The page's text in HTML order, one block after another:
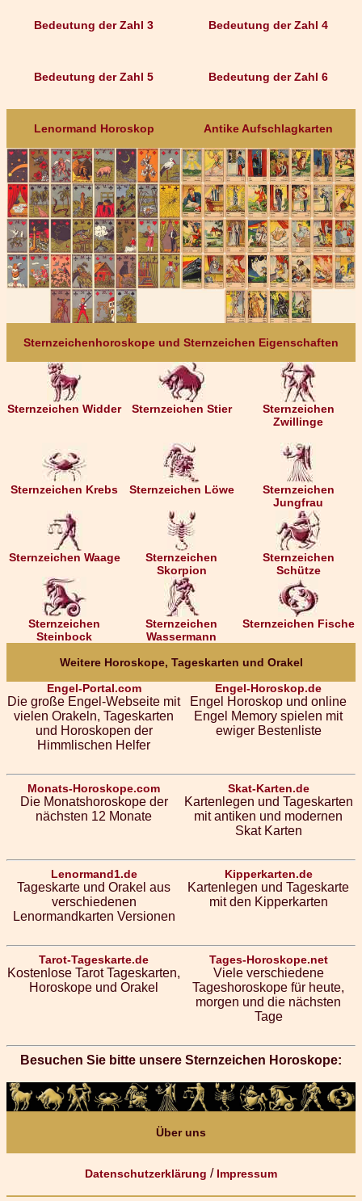
Bedeutung der Zahl 3
Bedeutung der Zahl 5
Bedeutung der Zahl 4
Bedeutung der Zahl 6
Lenormand Horoskop Antike Aufschlagkarten
Sternzeichenhoroskope und Sternzeichen Eigenschaften
Sternzeichen Widder Sternzeichen Stier
Sternzeichen
Zwillinge
Sternzeichen Krebs Sternzeichen Löwe
Sternzeichen
Jungfrau
Sternzeichen Waage
Sternzeichen
Skorpion
Sternzeichen
Schütze
Sternzeichen
Steinbock
Sternzeichen
Wassermann
Sternzeichen Fische
Weitere Horoskope, Tageskarten und Orakel
Engel-Portal.com
Die große Engel-Webseite mit
vielen Orakeln, Tageskarten
und Horoskopen der
Himmlischen Helfer
Engel-Horoskop.de
Engel Horoskop und online
Engel Memory spielen mit
ewiger Bestenliste
Monats-Horoskope.com
Die Monatshoroskope der
nächsten 12 Monate
Skat-Karten.de
Kartenlegen und Tageskarten
mit antiken und modernen
Skat Karten
Lenormand1.de
Tageskarte und Orakel aus
verschiedenen
Lenormandkarten Versionen
Kipperkarten.de
Kartenlegen und Tageskarte
mit den Kipperkarten
Tarot-Tageskarte.de
Kostenlose Tarot Tageskarten,
Horoskope und Orakel
Tages-Horoskope.net
Viele verschiedene
Tageshoroskope für heute,
morgen und die nächsten
Tage
Besuchen Sie bitte unsere Sternzeichen Horoskope:
Über uns
Datenschutzerklärung / Impressum